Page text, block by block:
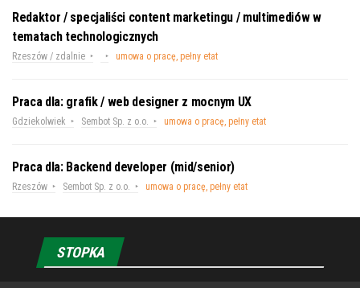
Redaktor / specjaliści content marketingu / multimediów w
tematach technologicznych
Rzeszów / zdalnie umowa o pracę, pełny etat
Praca dla: grafik / web designer z mocnym UX
Gdziekolwiek Sembot Sp. z o.o. umowa o pracę, pełny etat
Praca dla: Backend developer (mid/senior)
Rzeszów Sembot Sp. z o.o. umowa o pracę, pełny etat
STOPKA